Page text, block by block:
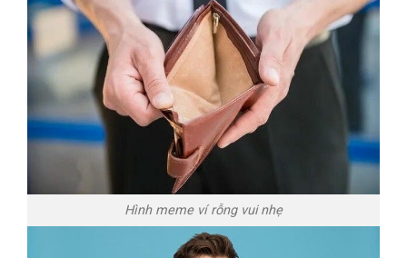
Hình meme ví rỗng vui nhẹ